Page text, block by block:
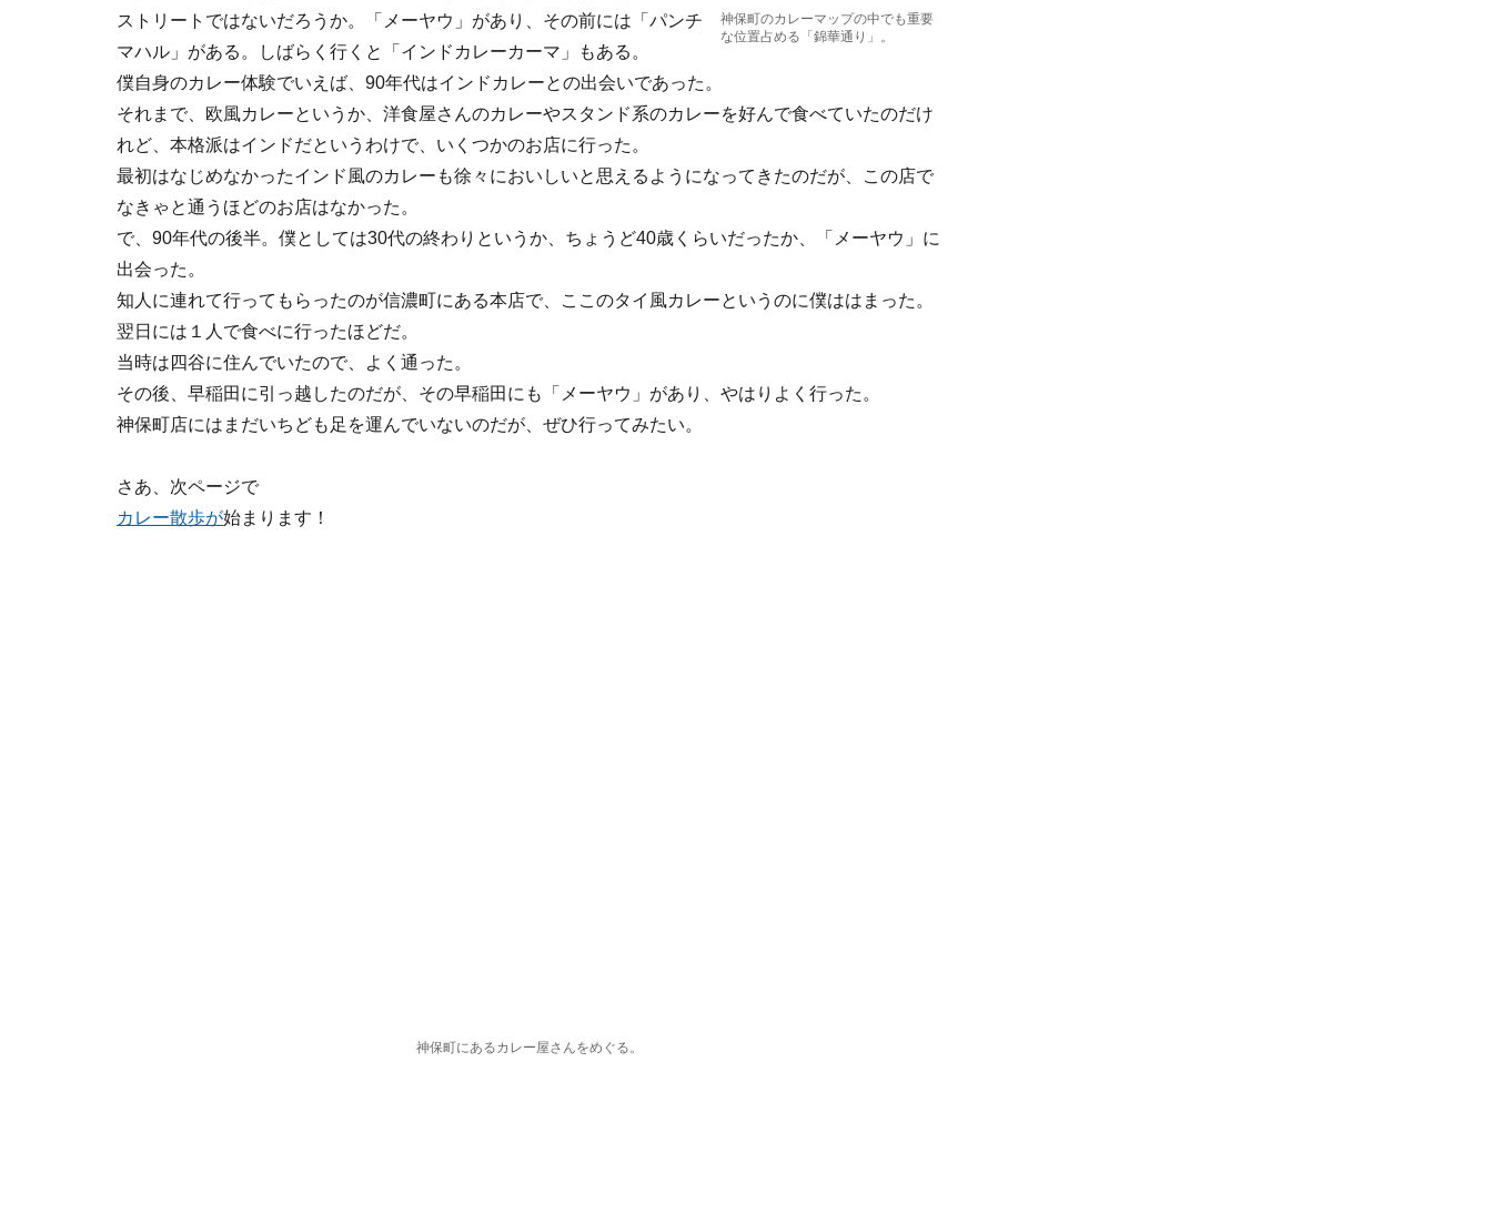
神保町のカレーマップの中でも重要
な位置占める「錦華通り」。
ストリートではないだろうか。「メーヤウ」があり、その前には「パンチ
マハル」がある。しばらく行くと「インドカレーカーマ」もある。
僕自身のカレー体験でいえば、90年代はインドカレーとの出会いであった。
それまで、欧風カレーというか、洋食屋さんのカレーやスタンド系のカレーを好んで食べていたのだけ
れど、本格派はインドだというわけで、いくつかのお店に行った。
最初はなじめなかったインド風のカレーも徐々においしいと思えるようになってきたのだが、この店で
なきゃと通うほどのお店はなかった。
で、90年代の後半。僕としては30代の終わりというか、ちょうど40歳くらいだったか、「メーヤウ」に
出会った。
知人に連れて行ってもらったのが信濃町にある本店で、ここのタイ風カレーというのに僕ははまった。
翌日には１人で食べに行ったほどだ。
当時は四谷に住んでいたので、よく通った。
その後、早稲田に引っ越したのだが、その早稲田にも「メーヤウ」があり、やはりよく行った。
神保町店にはまだいちども足を運んでいないのだが、ぜひ行ってみたい。
さあ、次ページで
カレー散歩が始まります！
神保町にあるカレー屋さんをめぐる。